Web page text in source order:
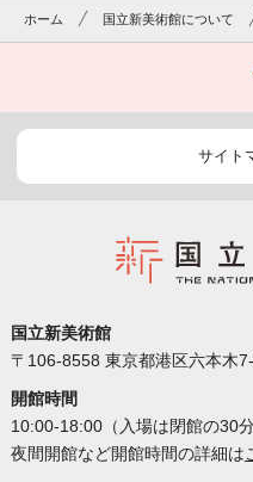
ホーム 国立新美術館について
サイト
国立新美術館
〒106-8558 東京都港区六本木
開館時間
10:00-18:00（入場は閉館の30分
夜間開館など開館時間の詳細は